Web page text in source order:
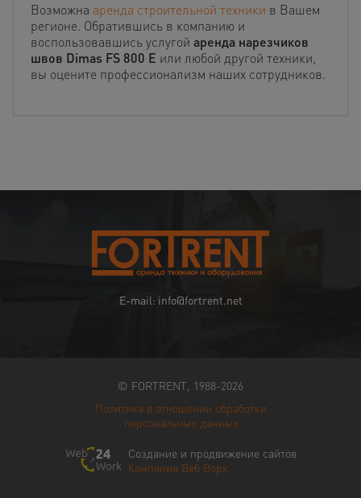
Возможна аренда строительной техники в Вашем
регионе. Обратившись в компанию и
воспользовавшись услугой аренда нарезчиков
швов Dimas FS 800 E или любой другой техники,
вы оцените профессионализм наших сотрудников.
E-mail: info@fortrent.net
© FORTRENT, 1988-2026
Политика в отношении обработки
персональных данных
Создание и продвижение сайтов
Компания Веб Ворк